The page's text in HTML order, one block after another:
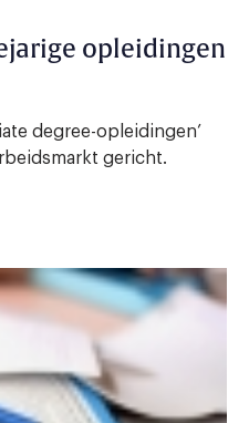
opleidingen
degree-opleidingen’
gericht.